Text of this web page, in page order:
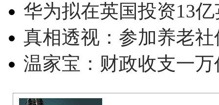
华为拟在英国投资13
真相透视：参加养老
温家宝：财政收支一